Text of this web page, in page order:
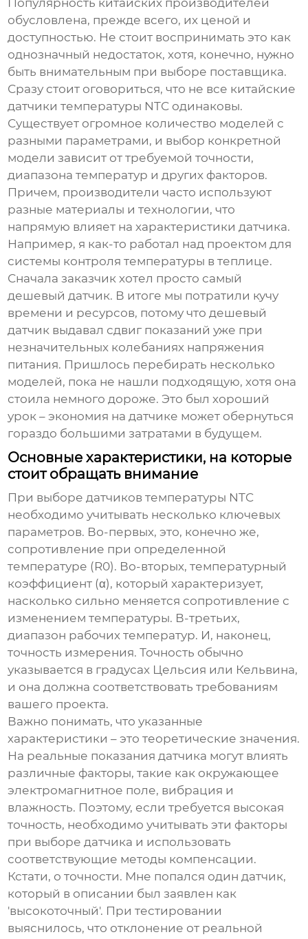
Популярность китайских производителей
обусловлена, прежде всего, их ценой и
доступностью. Не стоит воспринимать это как
однозначный недостаток, хотя, конечно, нужно
быть внимательным при выборе поставщика.
Сразу стоит оговориться, что не все китайские
датчики температуры NTC одинаковы.
Существует огромное количество моделей с
разными параметрами, и выбор конкретной
модели зависит от требуемой точности,
диапазона температур и других факторов.
Причем, производители часто используют
разные материалы и технологии, что
напрямую влияет на характеристики датчика.
Например, я как-то работал над проектом для
системы контроля температуры в теплице.
Сначала заказчик хотел просто самый
дешевый датчик. В итоге мы потратили кучу
времени и ресурсов, потому что дешевый
датчик выдавал сдвиг показаний уже при
незначительных колебаниях напряжения
питания. Пришлось перебирать несколько
моделей, пока не нашли подходящую, хотя она
стоила немного дороже. Это был хороший
урок – экономия на датчике может обернуться
гораздо большими затратами в будущем.
Основные характеристики, на которые
стоит обращать внимание
При выборедатчиков температуры NTC
необходимо учитывать несколько ключевых
параметров. Во-первых, это, конечно же,
сопротивление при определенной
температуре (R0). Во-вторых, температурный
коэффициент (α), который характеризует,
насколько сильно меняется сопротивление с
изменением температуры. В-третьих,
диапазон рабочих температур. И, наконец,
точность измерения. Точность обычно
указывается в градусах Цельсия или Кельвина,
и она должна соответствовать требованиям
вашего проекта.
Важно понимать, что указанные
характеристики – это теоретические значения.
На реальные показания датчика могут влиять
различные факторы, такие как окружающее
электромагнитное поле, вибрация и
влажность. Поэтому, если требуется высокая
точность, необходимо учитывать эти факторы
при выборе датчика и использовать
соответствующие методы компенсации.
Кстати, о точности. Мне попался один датчик,
который в описании был заявлен как
'высокоточный'. При тестировании
выяснилось, что отклонение от реальной